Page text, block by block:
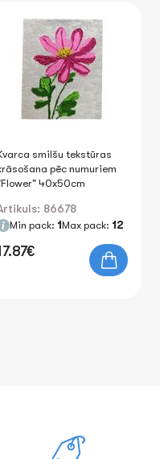
smilšu tekstūras
pēc numuriem
40x50cm
86678
Min pack: 1Max pack: 12